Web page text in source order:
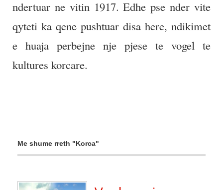
ndertuar ne vitin 1917. Edhe pse nder vite
qyteti ka qene pushtuar disa here, ndikimet
e huaja perbejne nje pjese te vogel te
kultures korcare.
Me shume rreth "Korca"